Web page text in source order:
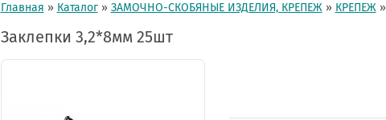
Главная » Каталог» ЗАМОЧНО-СКОБЯНЫЕ ИЗДЕЛИЯ, КРЕПЕЖ» КРЕПЕЖ»
Заклепки 3,2*8мм 25шт